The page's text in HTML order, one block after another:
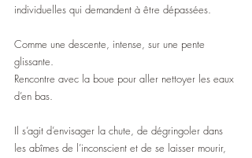
individuelles qui demandent à être dépassées.
Comme une descente, intense, sur une pente
glissante.
Rencontre avec la boue pour aller nettoyer les eaux
d’en bas.
Il s’agit d’envisager la chute, de dégringoler dans
les abîmes de l’inconscient et de se laisser mourir,